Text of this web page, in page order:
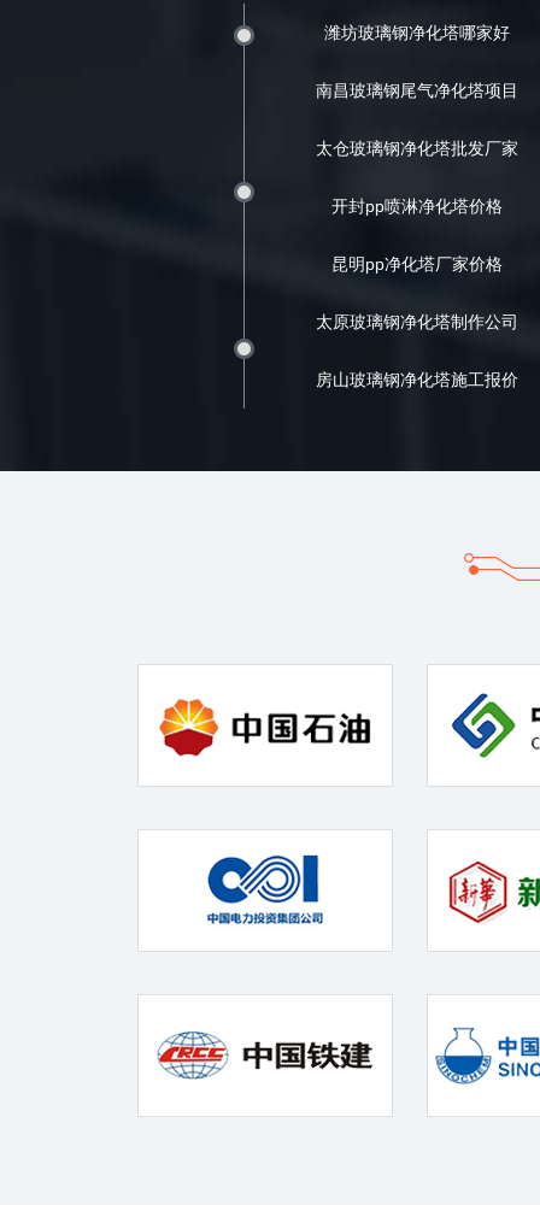
潍坊玻璃钢净化塔哪家好
南昌玻璃钢尾气净化塔项目
太仓玻璃钢净化塔批发厂家
开封pp喷淋净化塔价格
昆明pp净化塔厂家价格
太原玻璃钢净化塔制作公司
房山玻璃钢净化塔施工报价